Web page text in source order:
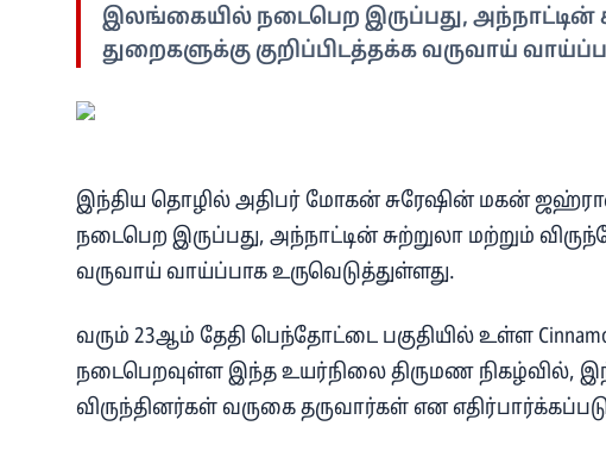
இலங்கையில் நடைபெற இருப்பது, அந்நாட்டின்
துறைகளுக்கு குறிப்பிடத்தக்க வருவாய்
இந்திய தொழில் அதிபர் மோகன் சுரேஷின் மகன்
நடைபெற இருப்பது, அந்நாட்டின் சுற்றுலா மற்றும்
வருவாய் வாய்ப்பாக உருவெடுத்துள்ளது.
வரும் 23ஆம் தேதி பெந்தோட்டை பகுதியில் உள்ள
நடைபெறவுள்ள இந்த உயர்நிலை திருமண நிகழ்வில்,
விருந்தினர்கள் வருகை தருவார்கள் என